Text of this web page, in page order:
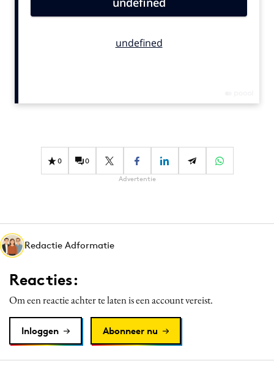
Carriere
Design
Diversiteit
Effectiviteit
Martech
Media
Merkstrategie
Purpose Marketing
Reputatie & crisis
0 0
Advertentie
Redactie Adformatie
Reacties:
Om een reactie achter te laten is een account vereist.
Inloggen Abonneer nu